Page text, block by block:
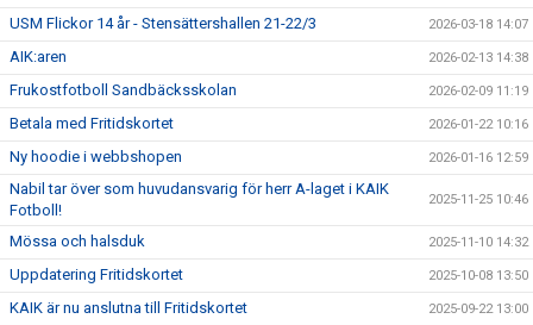
USM Flickor 14 år - Stensättershallen 21-22/3 2026-03-18 14:07
AIK:aren 2026-02-13 14:38
Frukostfotboll Sandbäcksskolan 2026-02-09 11:19
Betala med Fritidskortet 2026-01-22 10:16
Ny hoodie i webbshopen 2026-01-16 12:59
Nabil tar över som huvudansvarig för herr A-laget i KAIK
Fotboll!
2025-11-25 10:46
Mössa och halsduk 2025-11-10 14:32
Uppdatering Fritidskortet 2025-10-08 13:50
KAIK är nu anslutna till Fritidskortet 2025-09-22 13:00